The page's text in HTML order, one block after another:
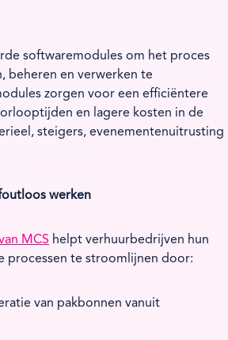
softwaremodules om het proces
beheren en verwerken te
zorgen voor een efficiëntere
en lagere kosten in de
steigers, evenementenuitrusting
werken
MCS helpt verhuurbedrijven hun
processen te stroomlijnen door:
van pakbonnen vanuit